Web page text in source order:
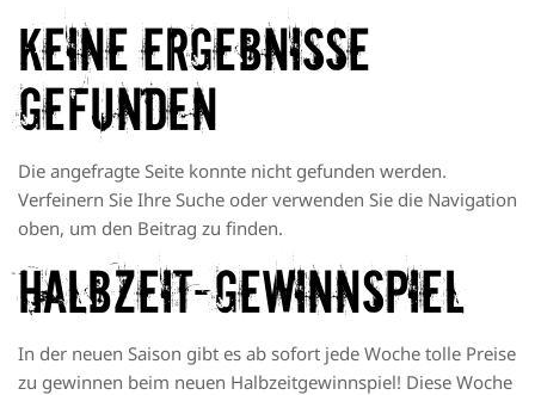
Keine Ergebnisse
gefunden
Die angefragte Seite konnte nicht gefunden werden.
Verfeinern Sie Ihre Suche oder verwenden Sie die Navigation
oben, um den Beitrag zu finden.
Halbzeit-Gewinnspiel
In der neuen Saison gibt es ab sofort jede Woche tolle Preise
zu gewinnen beim neuen Halbzeitgewinnspiel! Diese Woche